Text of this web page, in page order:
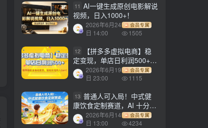
11 AI一键生成原创电影解说
视频，日入1000+！
2026年6月24
日 14:00
会员专属
1505
12
【拼多多虚拟电商】稳
定变现，单店日利润500+，
软件挂机全自动发货，轻松
实现月入1w+！
2026年6月19
日 23:00
会员专属
1115
13 普通人可入局！中式健
康饮食定制赛道，AI 十分钟
做爆款，变现超给力
2026年6月14
日 13:00
会员专属
4234